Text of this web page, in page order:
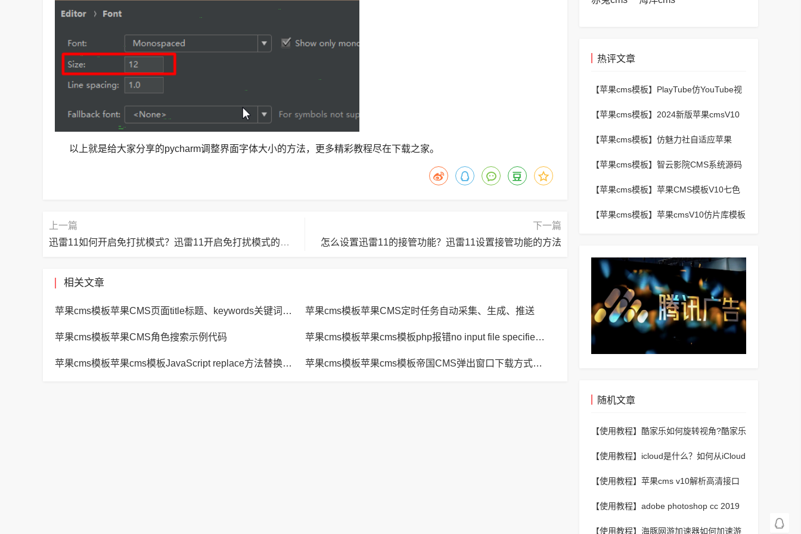
以上就是给大家分享的pycharm调整界面字体大小的方法，更多精彩教程尽在下载之家。
上一篇
迅雷11如何开启免打扰模式？迅雷11开启免打扰模式的方法
下一篇
怎么设置迅雷11的接管功能？迅雷11设置接管功能的方法
相关文章
苹果cms模板苹果CMS页面title标题、keywords关键词、description描述SEO优化 苹果cms模板苹果CMS定时任务自动采集、生成、推送
苹果cms模板苹果CMS角色搜索示例代码 苹果cms模板苹果cms模板php报错no input file specified解决方法
苹果cms模板苹果cms模板JavaScript replace方法替换字符串空格方法 苹果cms模板苹果cms模板帝国CMS弹出窗口下载方式改为点击链接直接下载教程
热评文章
【苹果cms模板】 PlayTube仿YouTube视
【苹果cms模板】 2024新版苹果cmsV10
【苹果cms模板】 仿魅力社自适应苹果
【苹果cms模板】 智云影院CMS系统源码
【苹果cms模板】 苹果CMS模板V10七色
【苹果cms模板】 苹果cmsV10仿片库模板
随机文章
【使用教程】 酷家乐如何旋转视角?酷家乐
【使用教程】 icloud是什么？如何从iCloud
【使用教程】 苹果cms v10解析高清接口
【使用教程】 adobe photoshop cc 2019
【使用教程】 海豚网游加速器如何加速游